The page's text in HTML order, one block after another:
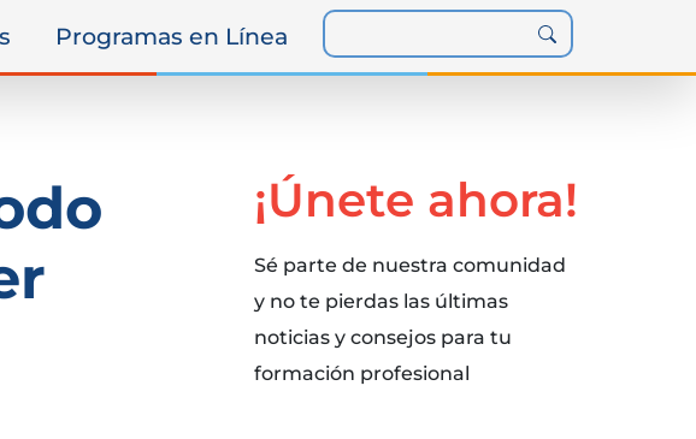
Programas en Línea
¡Únete ahora!
Sé parte de nuestra comunidad
y no te pierdas las últimas
noticias y consejos para tu
formación profesional